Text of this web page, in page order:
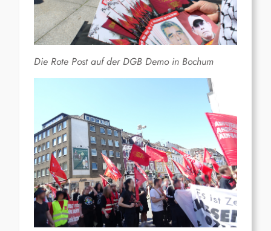
Die Rote Post auf der DGB Demo in Bochum